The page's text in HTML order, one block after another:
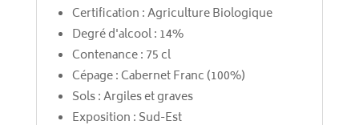
Certification : Agriculture Biologique
Degré d'alcool : 14%
Contenance : 75 cl
Cépage : Cabernet Franc (100%)
Sols : Argiles et graves
Exposition : Sud-Est